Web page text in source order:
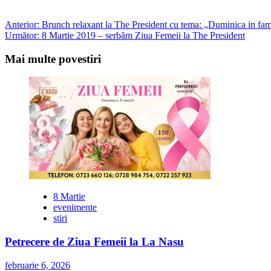
Post
navigation
Anterior: Brunch relaxant la The President cu tema: „Duminica in
Următor: 8 Martie 2019 – serbăm Ziua Femeii la The President
Mai multe povestiri
8 Martie
evenimente
stiri
Petrecere de Ziua Femeii la La Nasu
februarie 6, 2026